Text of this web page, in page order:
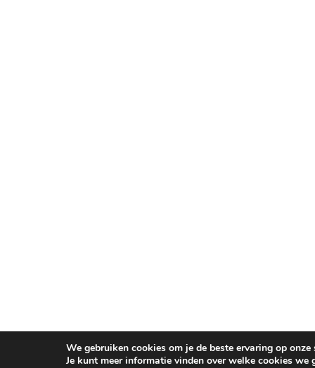
We gebruiken cookies om je de beste ervaring op onze
Je kunt meer informatie vinden over welke cookies